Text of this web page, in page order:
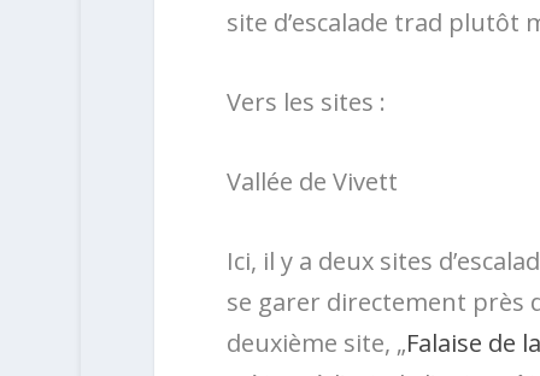
site d’escalade trad plutôt
Vers les sites :
Vallée de Vivett
Ici, il y a deux sites
se garer directement près
deuxième site, „Falaise de